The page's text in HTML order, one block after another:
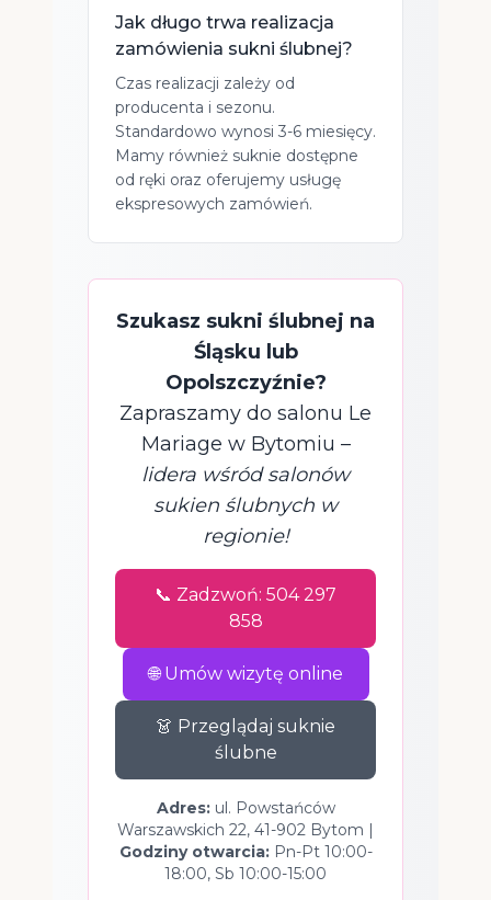
Jak długo trwa realizacja
zamówienia sukni ślubnej?
Czas realizacji zależy od
producenta i sezonu.
Standardowo wynosi 3-6 miesięcy.
Mamy również suknie dostępne
od ręki oraz oferujemy usługę
ekspresowych zamówień.
Szukasz sukni ślubnej na
Śląsku lub
Opolszczyźnie?
Zapraszamy do salonu Le
Mariage w Bytomiu –
lidera wśród salonów
sukien ślubnych w
regionie!
📞 Zadzwoń: 504 297
858
🌐 Umów wizytę online
👗 Przeglądaj suknie
ślubne
Adres:ul. Powstańców
Warszawskich 22, 41-902 Bytom |
Godziny otwarcia:Pn-Pt 10:00-
18:00, Sb 10:00-15:00